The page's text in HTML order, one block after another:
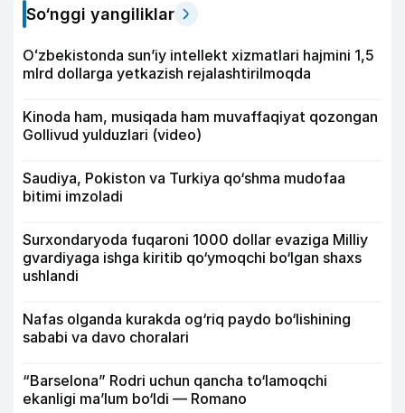
So‘nggi yangiliklar
Oʻzbekistonda sunʼiy intellekt xizmatlari hajmini 1,5
mlrd dollarga yetkazish rejalashtirilmoqda
Kinoda ham, musiqada ham muvaffaqiyat qozongan
Gollivud yulduzlari (video)
Saudiya, Pokiston va Turkiya qo‘shma mudofaa
bitimi imzoladi
Surxondaryoda fuqaroni 1000 dollar evaziga Milliy
gvardiyaga ishga kiritib qo‘ymoqchi bo‘lgan shaxs
ushlandi
Nafas olganda kurakda og‘riq paydo bo‘lishining
sababi va davo choralari
“Barselona” Rodri uchun qancha to‘lamoqchi
ekanligi ma’lum bo‘ldi — Romano